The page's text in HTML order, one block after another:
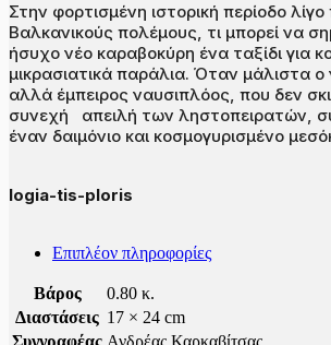
Στην φορτισμένη ιστορική περίοδο λίγο
Βαλκανικούς πολέμους, τι μπορεί να
ήσυχο νέο καραβοκύρη ένα ταξίδι για
μικρασιατικά παράλια. Όταν μάλιστα ο
αλλά έμπειρος ναυσιπλόος, που δεν
συνεχή απειλή των ληστοπειρατών,
έναν δαιμόνιο και κοσμογυρισμένο
logia-tis-ploris
Επιπλέον πληροφορίες
Βάρος
0.80 κ.
Διαστάσεις 17 × 24 cm